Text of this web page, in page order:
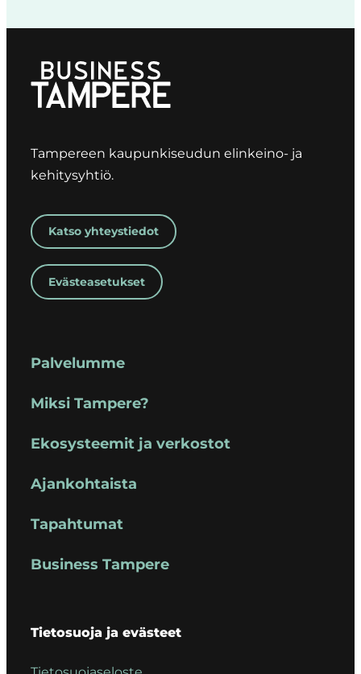
Tampereen kaupunkiseudun elinkeino- ja
kehitysyhtiö.
Katso yhteystiedot
Evästeasetukset
Palvelumme
Miksi Tampere?
Ekosysteemit ja verkostot
Ajankohtaista
Tapahtumat
Business Tampere
Tietosuoja ja evästeet